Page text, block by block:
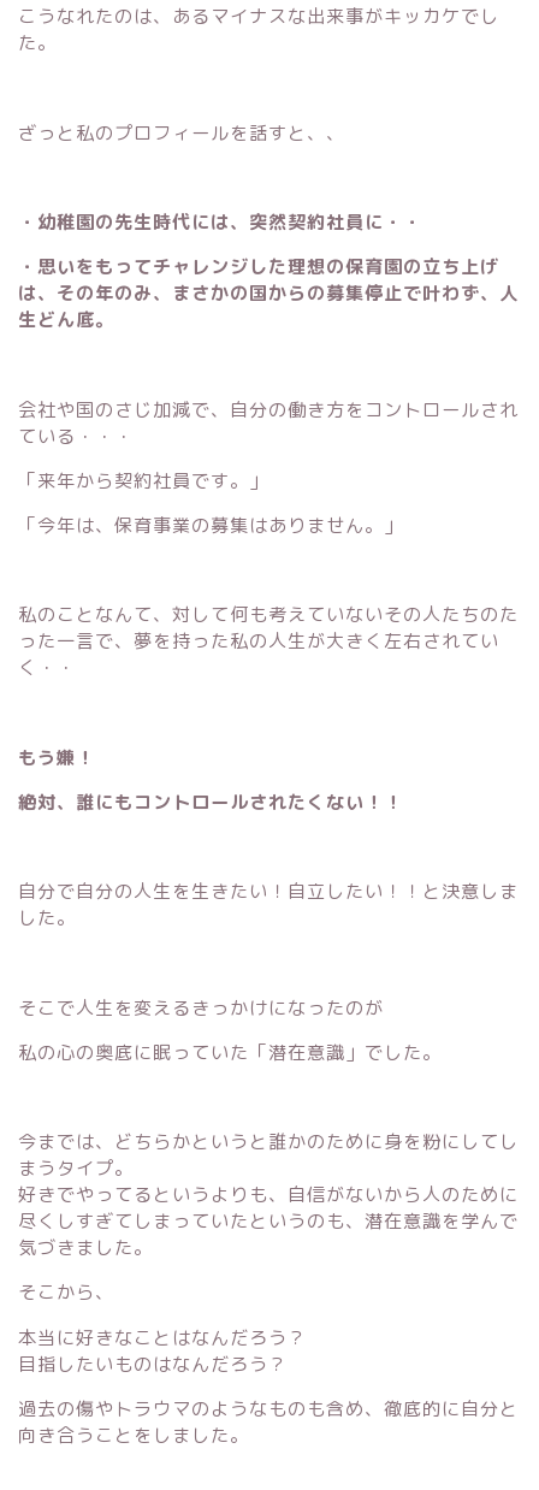
こうなれたのは、あるマイナスな出来事がキッカケでし
た。
ざっと私のプロフィールを話すと、、
・幼稚園の先生時代には、突然契約社員に・・
・思いをもってチャレンジした理想の保育園の立ち上げ
は、その年のみ、まさかの国からの募集停止で叶わず、人
生どん底。
会社や国のさじ加減で、自分の働き方をコントロールされ
ている・・・
「来年から契約社員です。」
「今年は、保育事業の募集はありません。」
私のことなんて、対して何も考えていないその人たちのた
った一言で、夢を持った私の人生が大きく左右されてい
く・・
もう嫌！
絶対、誰にもコントロールされたくない！！
自分で自分の人生を生きたい！自立したい！！と決意しま
した。
そこで人生を変えるきっかけになったのが
私の心の奥底に眠っていた「潜在意識」でした。
今までは、どちらかというと誰かのために身を粉にしてし
まうタイプ。
好きでやってるというよりも、自信がないから人のために
尽くしすぎてしまっていたというのも、潜在意識を学んで
気づきました。
そこから、
本当に好きなことはなんだろう？
目指したいものはなんだろう？
過去の傷やトラウマのようなものも含め、徹底的に自分と
向き合うことをしました。